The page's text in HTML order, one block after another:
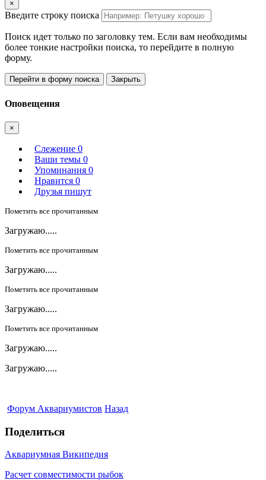
×
Введите строку поиска
Поиск идет только по заголовку тем. Если вам необходимы
более тонкие настройки поиска, то перейдите в полную
форму.
Перейти в форму поиска Закрыть
Оповещения
×
Слежение 0
Ваши темы 0
Упоминания 0
Нравится 0
Друзья пишут
Пометить все прочитанным
Загружаю.....
Пометить все прочитанным
Загружаю.....
Пометить все прочитанным
Загружаю.....
Пометить все прочитанным
Загружаю.....
Загружаю.....
Форум Аквариумистов Назад
Поделиться
Аквариумная Википедия
Расчет совместимости рыбок